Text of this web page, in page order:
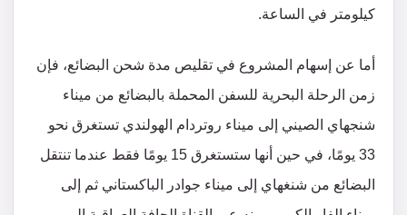
كيلومتر في الساعة.
أما عن إسهام المشروع في تقليص مدة شحن البضائع، فإن
زمن الرحلة البحرية للسفن المحملة بالبضائع من ميناء
شنجهاي الصيني إلى ميناء روتردام الهولندي تستغرق نحو
33 يومًا، في حين أنها ستستغرق 15 يومًا فقط عندما تنتقل
البضائع من شنغهاي إلى ميناء جوادر الباكستاني ثم إلى